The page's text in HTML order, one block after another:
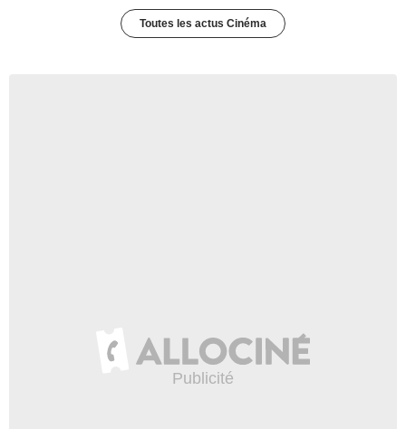
Toutes les actus Cinéma